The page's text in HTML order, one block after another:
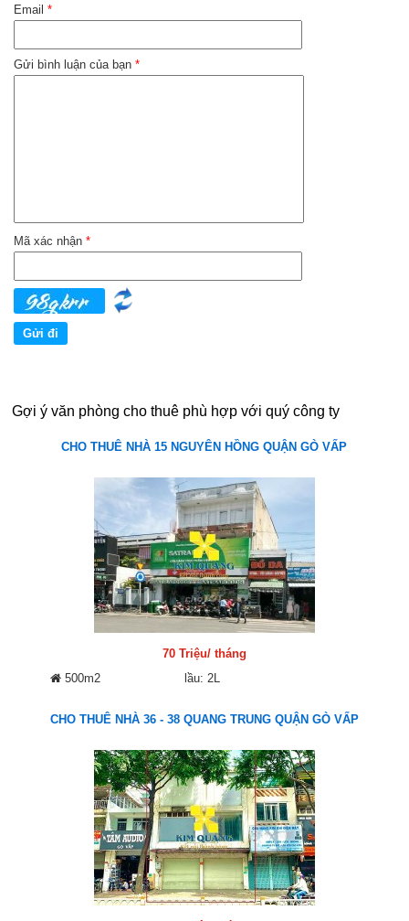
Email*
Gửi bình luận của bạn*
Mã xác nhận*
Gợi ý văn phòng cho thuê phù hợp với quý công ty
CHO THUÊ NHÀ 15 NGUYÊN HỒNG QUẬN GÒ VẤP
70 Triệu/ tháng
500m2
lầu: 2L
CHO THUÊ NHÀ 36 - 38 QUANG TRUNG QUẬN GÒ VẤP